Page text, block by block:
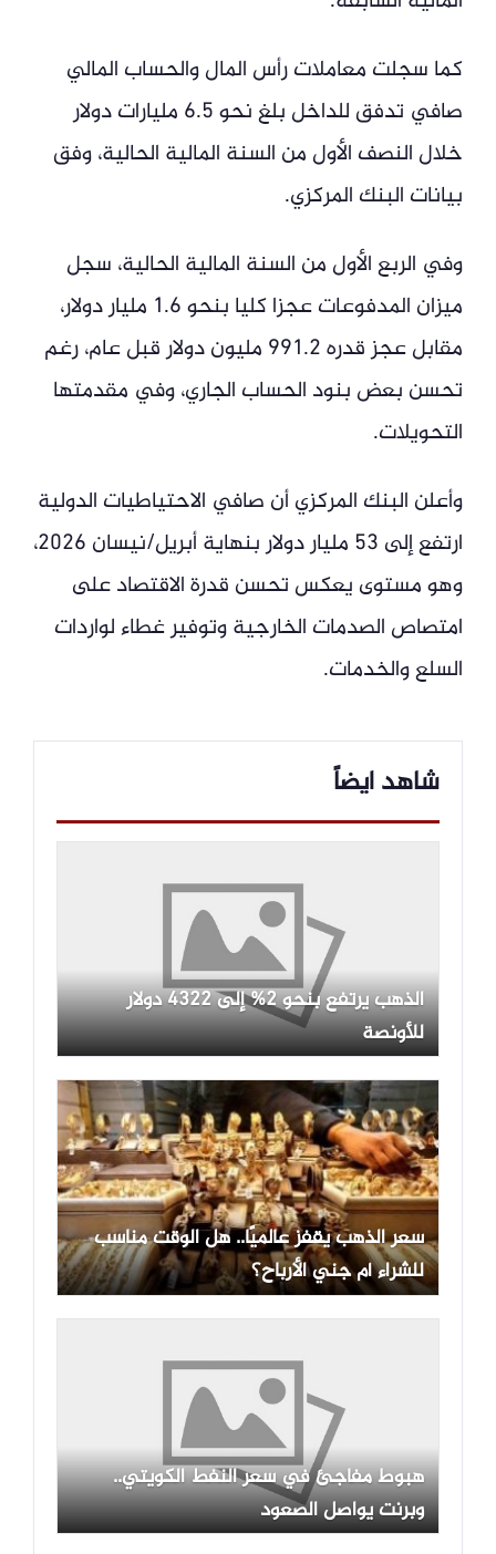
كما سجلت معاملات رأس المال والحساب المالي
صافي تدفق للداخل بلغ نحو 6.5 مليارات دولار
خلال النصف الأول من السنة المالية الحالية، وفق
بيانات البنك المركزي.
وفي الربع الأول من السنة المالية الحالية، سجل
ميزان المدفوعات عجزا كليا بنحو 1.6 مليار دولار،
مقابل عجز قدره 991.2 مليون دولار قبل عام، رغم
تحسن بعض بنود الحساب الجاري، وفي مقدمتها
التحويلات.
وأعلن البنك المركزي أن صافي الاحتياطيات الدولية
ارتفع إلى 53 مليار دولار بنهاية أبريل/نيسان 2026،
وهو مستوى يعكس تحسن قدرة الاقتصاد على
امتصاص الصدمات الخارجية وتوفير غطاء لواردات
السلع والخدمات.
شاهد ايضاً
الذهب يرتفع بنحو 2% إلى 4322 دولار
للأونصة
سعر الذهب يقفز عالميًا.. هل الوقت مناسب
للشراء أم جني الأرباح؟
هبوط مفاجئ في سعر النفط الكويتي..
وبرنت يواصل الصعود